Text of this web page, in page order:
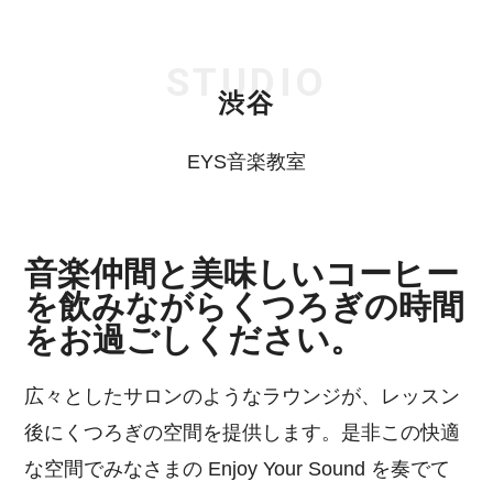
渋谷
STUDIO
EYS音楽教室
音楽仲間と美味しいコーヒー
を飲みながらくつろぎの時間
をお過ごしください。
広々としたサロンのようなラウンジが、レッスン
後にくつろぎの空間を提供します。是非この快適
な空間でみなさまの Enjoy Your Sound を奏でて